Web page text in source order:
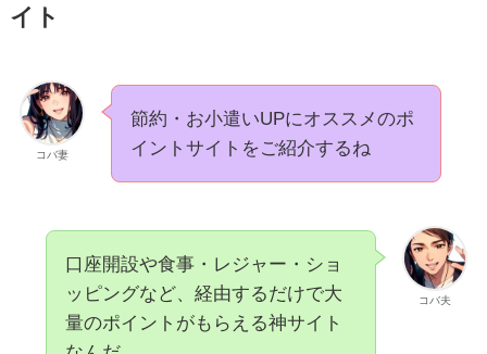
イト
コバ妻
節約・お小遣いUPにオススメのポ
イントサイトをご紹介するね
コバ夫
口座開設や食事・レジャー・ショ
ッピングなど、経由するだけで大
量のポイントがもらえる神サイト